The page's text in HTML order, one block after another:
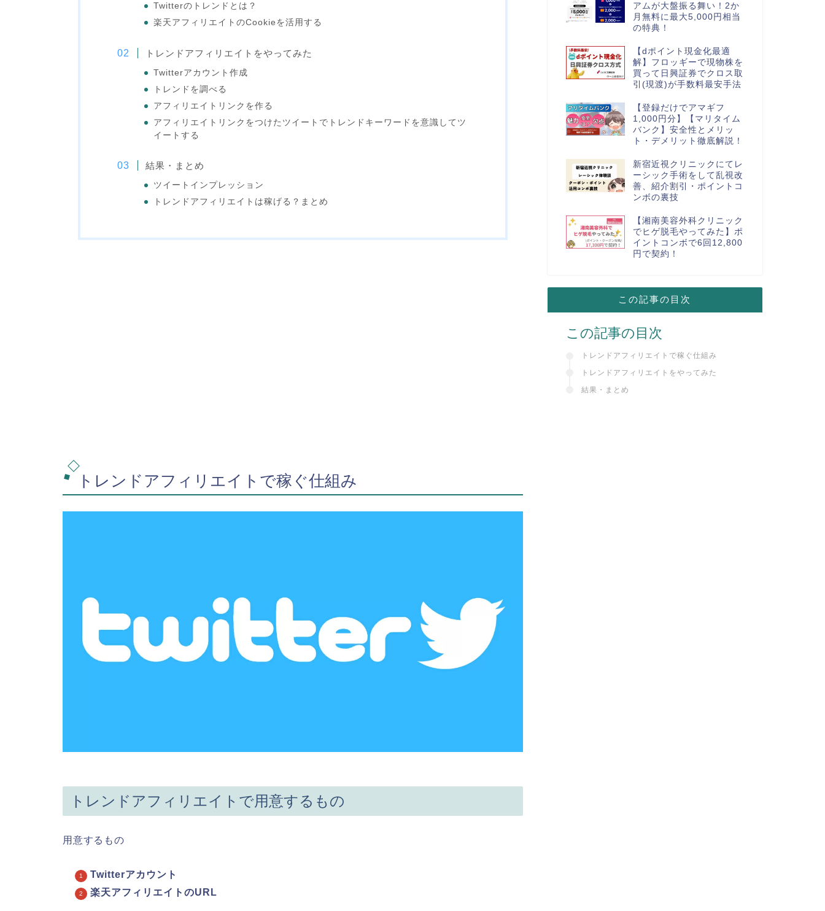
Twitterのトレンドとは？
楽天アフィリエイトのCookieを活用する
トレンドアフィリエイトをやってみた
Twitterアカウント作成
トレンドを調べる
アフィリエイトリンクを作る
アフィリエイトリンクをつけたツイートでトレンドキーワードを意識してツ
イートする
結果・まとめ
ツイートインプレッション
トレンドアフィリエイトは稼げる？まとめ
トレンドアフィリエイトで稼ぐ仕組み
トレンドアフィリエイトで用意するもの
用意するもの
Twitterアカウント
楽天アフィリエイトのURL
アムが大盤振る舞い！2か
月無料に最大5,000円相当
の特典！
【dポイント現金化最適
解】フロッギーで現物株を
買って日興証券でクロス取
引(現渡)が手数料最安手法
【登録だけでアマギフ
1,000円分】【マリタイム
バンク】安全性とメリッ
ト・デメリット徹底解説！
新宿近視クリニックにてレ
ーシック手術をして乱視改
善、紹介割引・ポイントコ
ンボの裏技
【湘南美容外科クリニック
でヒゲ脱毛やってみた】ポ
イントコンボで6回12,800
円で契約！
この記事の目次
この記事の目次
トレンドアフィリエイトで稼ぐ仕組み
トレンドアフィリエイトをやってみた
結果・まとめ